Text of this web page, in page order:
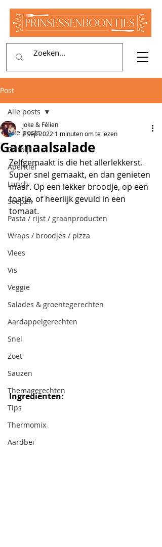
Post
Alle posts
Ontbijt
Aperitief
Lunch
Soepen
Pasta / rijst / graanproducten
Wraps / broodjes / pizza
Vlees
Vis
Veggie
Salades & groentegerechten
Aardappelgerechten
Snel
Zoet
Sauzen
Themagerechten
Tips
Thermomix
Aardbei
Alle posts
Garnaalsalade
Joke & Félien
2 sep 2022 1 minuten om te lezen
Zelfgemaakt is die het allerlekkerst.
Super snel gemaakt, en dan genieten
maar. Op een lekker broodje, op een
toatje, of heerlijk gevuld in een
tomaat.
Ingrediënten: